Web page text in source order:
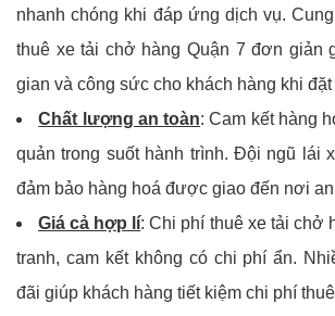
nhanh chóng khi đáp ứng dịch vụ.
thuê xe tải chở hàng Quận 7 đơn giản
gian và công sức cho khách hàng khi đặt
Chất lượng an toàn: Cam kết hàng
quản trong suốt hành trình. Đội ngũ lái
đảm bảo hàng hoá được giao đến nơi
Giá cả hợp lí: Chi phí thuê xe tải chở
tranh, cam kết không có chi phí ẩn.
đãi giúp khách hàng tiết kiệm chi phí